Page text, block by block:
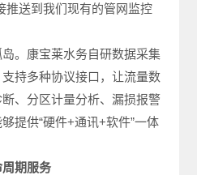
推送到我们现有的管网监控
。康宝莱水务自研数据采集
持多种协议接口，让流量数
、分区计量分析、漏损报警
提供“硬件+通讯+软件”一体
期服务